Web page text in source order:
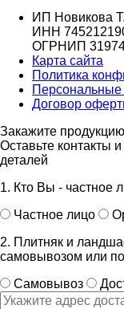
ИП Новикова
ИНН
ОГРНИП
Карта сайта
Политика
Договор
Закажите продукцию
Оставьте контакты
деталей
1. Кто Вы - частное
Частное лицо
2. Плитняк и
самовывозом или
Самовывоз